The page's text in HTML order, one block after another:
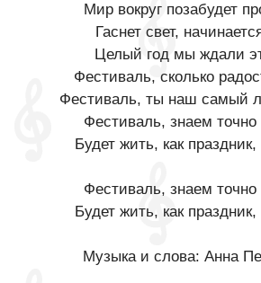
Мир вокруг позабудет
Гаснет свет,
Целый год мы ждали
Фестиваль, сколько
Фестиваль, ты наш самый
Фестиваль, знаем
Будет жить, как
Фестиваль, знаем
Будет жить, как
Музыка и слова: Анна